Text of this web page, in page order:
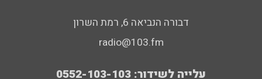
דבורה הנביאה 6, רמת השרון
radio@103.fm
עלייה לשידור: 0552-103-103